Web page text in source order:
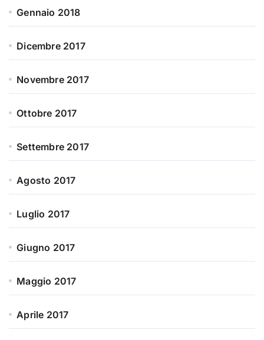
Gennaio 2018
Dicembre 2017
Novembre 2017
Ottobre 2017
Settembre 2017
Agosto 2017
Luglio 2017
Giugno 2017
Maggio 2017
Aprile 2017